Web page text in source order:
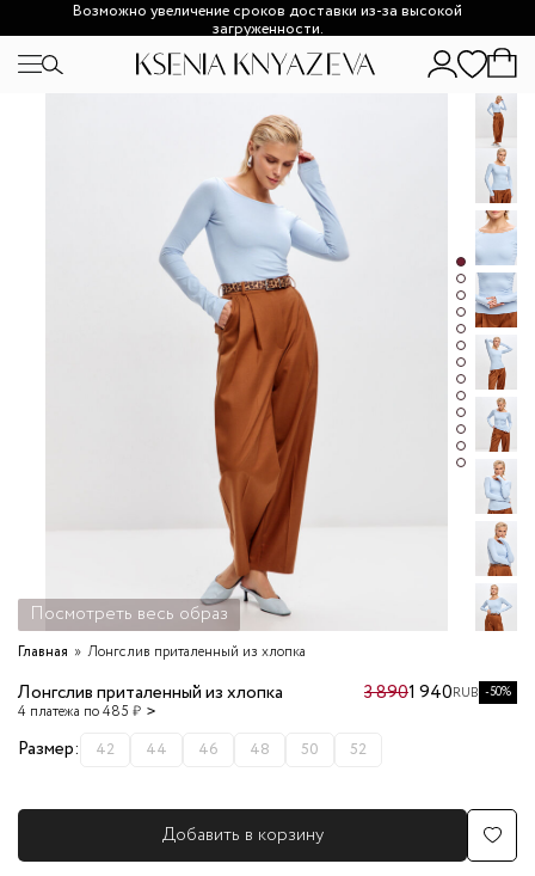
Возможно увеличение сроков доставки из-за высокой
загруженности.
Посмотреть весь образ
Главная Лонгслив приталенный из хлопка
Лонгслив приталенный из хлопка
4 платежа по 485 ₽
3 8901 940RUB -50%
Размер: 42 44 46 48 50 52
Добавить в корзину